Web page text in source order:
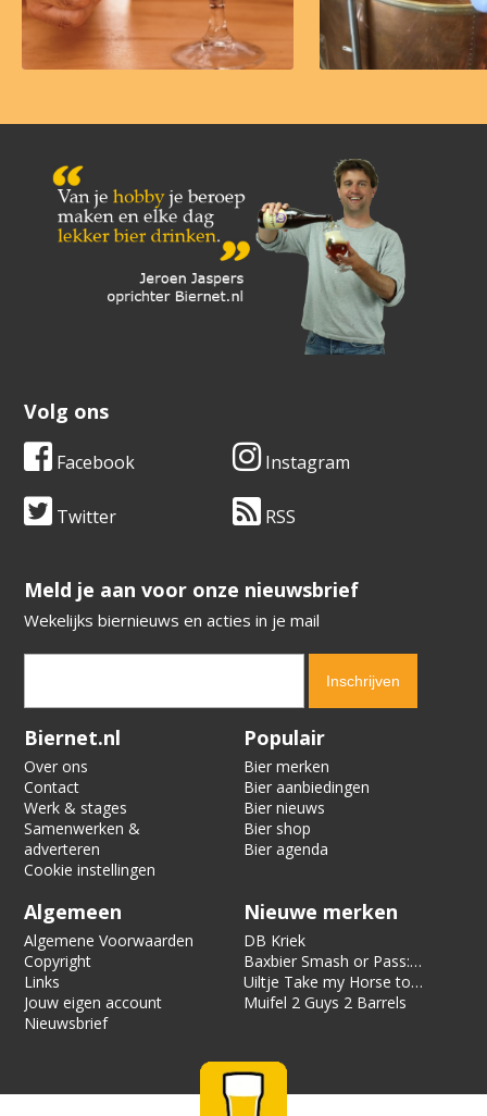
Volg ons
Facebook Instagram
Twitter RSS
​​​​​​​Meld je aan voor onze nieuwsbrief
Wekelijks biernieuws en acties in je mail
Verification code:
Biernet.nl
Over ons
Contact
Werk & stages
Samenwerken &
adverteren
Cookie instellingen
Populair
Bier merken
Bier aanbiedingen
Bier nieuws
Bier shop
Bier agenda
Algemeen
Algemene Voorwaarden
Copyright
Links
Jouw eigen account
Nieuwsbrief
Nieuwe merken
DB Kriek
Baxbier Smash or Pass:
Strata
Uiltje Take my Horse to
the Hotel Room
Muifel 2 Guys 2 Barrels